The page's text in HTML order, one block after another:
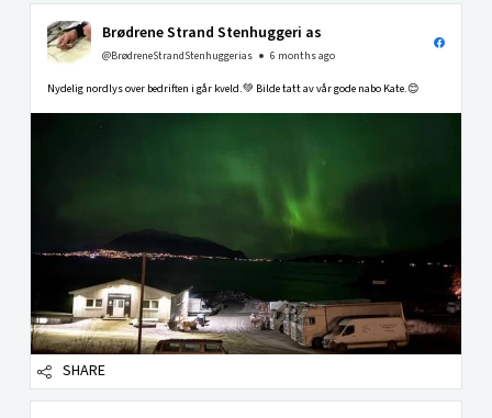
Brødrene Strand Stenhuggeri as
@BrødreneStrandStenhuggerias 6 months ago
Nydelig nordlys over bedriften i går kveld.💚 Bilde tatt av vår gode nabo Kate.😊
SHARE